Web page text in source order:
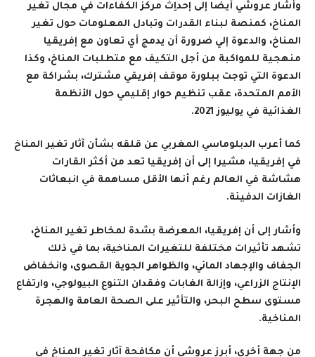
وأشار عروشي أيضا إلى إحداِث مركز الكفاءات في مجال تغير
المناخ، كمنصة لبناء القدرات وتبادل المعلومات حول تغير
المناخ، والدعوة إلي ضرورة أن يدمج أي تعاون مع إفريقيا
منهجية للمواكبة من أجل التكيف مع متطلبات المناخ، وكذا
الدعوة التي توجت ببلورة موقف إفريقي مشترك، بشراكة مع
الأمم المتحدة، عقب تنظيم حوار إقليمي حول الأنظمة
الغذائية في يوليوز 2021.
كما أعرب الدبلوماسي المغربي عن قلقه بشأن آثار تغير المناخ
في إفريقيا، مشيرا إلى أن إفريقيا تعد من أكثر القارات
هشاشة في العالم رغم أنها الأقل مساهمة في انبعاثات
الغازات الدفيئة.
وأشار إلى أن إفريقيا، المعرضة بشدة لمخاطر تغير المناخ،
تشهد تأثيرات مختلفة للتغيرات المناخية، بما في ذلك
الجفاف والإجهاد المائي، والظواهر الجوية القصوى، وانخفاض
الإنتاج الزراعي، وإزالة الغابات وفقدان التنوع البيولوجي، وارتفاع
مستوى سطح البحر، والتأثير على الصحة العامة والهجرة
المناخية.
من جهة أخرى، أبرز عروشي أن مكافحة آثار تغير المناخ في